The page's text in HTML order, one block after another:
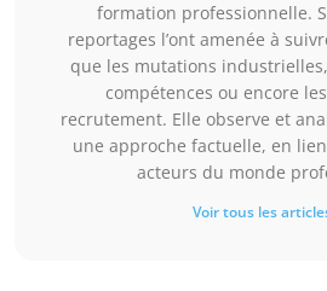
formation professionnelle.
reportages l’ont amenée à
que les mutations
compétences ou encore
recrutement. Elle observe et
une approche factuelle, en
acteurs du monde
Voir tous les